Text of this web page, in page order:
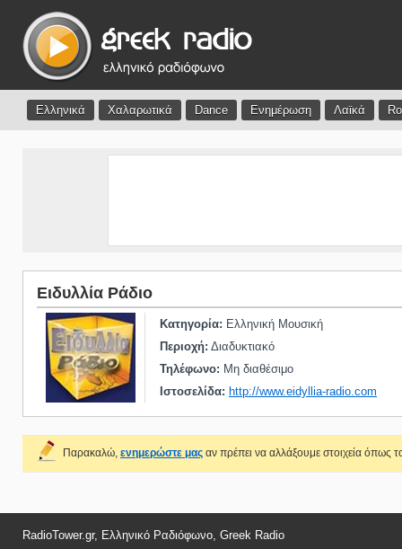
Ελληνικά Χαλαρωτικά Dance Ενημέρωση Λαϊκά
Ειδυλλία Ράδιο
Κατηγορία: Ελληνική Μουσική
Περιοχή: Διαδυκτιακό
Τηλέφωνο: Μη διαθέσιμο
Ιστοσελίδα: http://www.eidyllia-radio.com
Παρακαλώ, ενημερώστε μας αν πρέπει να αλλάξουμε στοιχεία όπως
RadioTower.gr, Ελληνικό Ραδιόφωνο, Greek Radio